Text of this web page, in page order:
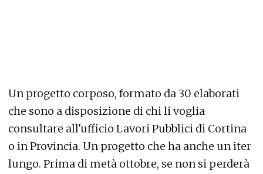
Un progetto corposo, formato da 30 elaborati
che sono a disposizione di chi li voglia
consultare all'ufficio Lavori Pubblici di Cortina
o in Provincia. Un progetto che ha anche un iter
lungo. Prima di metà ottobre, se non si perderà